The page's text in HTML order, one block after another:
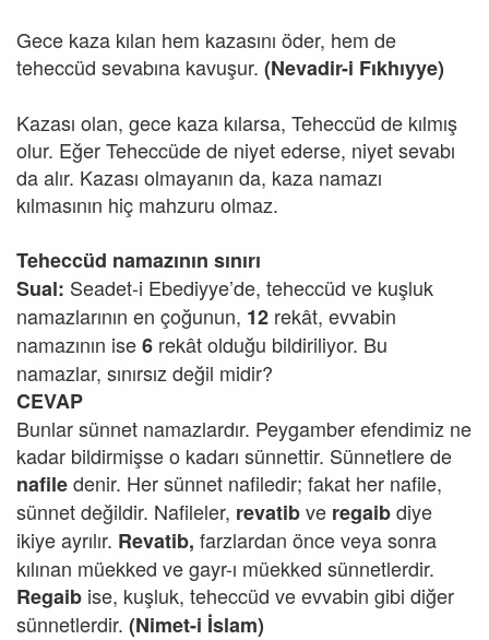
Gece kaza kılan hem kazasını öder, hem de
teheccüd sevabına kavuşur. (Nevadir-i Fıkhıyye)
Kazası olan, gece kaza kılarsa, Teheccüd de kılmış
olur. Eğer Teheccüde de niyet ederse, niyet sevabı
da alır. Kazası olmayanın da, kaza namazı
kılmasının hiç mahzuru olmaz.
Teheccüd namazının sınırı
Sual: Seadet-i Ebediyye’de, teheccüd ve kuşluk
namazlarının en çoğunun, 12 rekât, evvabin
namazının ise6 rekât olduğu bildiriliyor. Bu
namazlar, sınırsız değil midir?
CEVAP
Bunlar sünnet namazlardır. Peygamber efendimiz ne
kadar bildirmişse o kadarı sünnettir. Sünnetlere de
nafiledenir. Her sünnet nafiledir; fakat her nafile,
sünnet değildir. Nafileler, revatibve regaibdiye
ikiye ayrılır. Revatib, farzlardan önce veya sonra
kılınan müekked ve gayr-ı müekked sünnetlerdir.
Regaib ise, kuşluk, teheccüd ve evvabin gibi diğer
sünnetlerdir. (Nimet-i İslam)